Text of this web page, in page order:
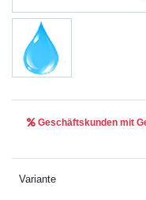
Geschäftskunden mit
Variante